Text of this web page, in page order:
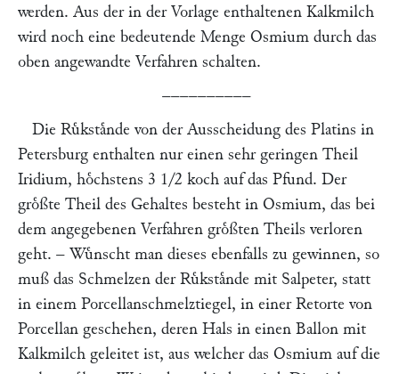
werden. Aus der in der Vorlage enthaltenen Kalkmilch
wird noch eine bedeutende Menge Osmium durch das
oben angewandte Verfahren schalten.
––––––––––
Die Ruͤkstaͤnde von der Ausscheidung des Platins in
Petersburg enthalten nur einen sehr geringen Theil
Iridium, hoͤchstens 3 1/2 koch auf das Pfund. Der
groͤßte Theil des Gehaltes besteht in Osmium, das bei
dem angegebenen Verfahren groͤßten Theils verloren
geht. – Wuͤnscht man dieses ebenfalls zu gewinnen, so
muß das Schmelzen der Ruͤkstaͤnde mit Salpeter, statt
in einem Porcellanschmelztiegel, in einer Retorte von
Porcellan geschehen, deren Hals in einen Ballon mit
Kalkmilch geleitet ist, aus welcher das Osmium auf die